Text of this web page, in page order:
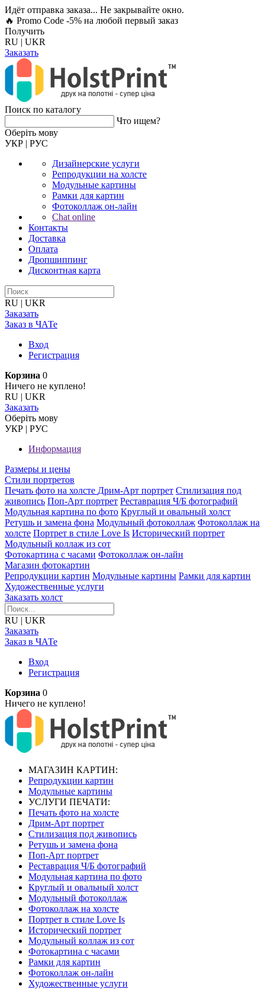
Идёт отправка заказа... Не закрывайте окно.
🔥 Promo Code -5% на любой первый заказ
Получить
RU | UKR
Заказать
Поиск по каталогу
Что ищем?
Оберiть мову
УКР | РУС
Дизайнерские услуги
Репродукции на холсте
Модульные картины
Рамки для картин
Фотоколлаж он-лайн
Chat online
Контакты
Доставка
Оплата
Дропшиппинг
Дисконтная карта
RU | UKR
Заказать
Заказ в ЧАТе
Вход
Регистрация
Корзина 0
Ничего не куплено!
RU | UKR
Заказать
Оберiть мову
УКР | РУС
Информация
Размеры и цены
Стили портретов
Печать фото на холсте Дрим-Арт портрет Стилизация под
живопись Поп-Арт портрет Реставрация Ч/Б фотографий
Модульная картина по фото Круглый и овальный холст
Ретушь и замена фона Модульный фотоколлаж Фотоколлаж на
холсте Портрет в стиле Love Is Исторический портрет
Модульный коллаж из сот
Фотокартина с часами Фотоколлаж он-лайн
Магазин фотокартин
Репродукции картин Модульные картины Рамки для картин
Художественные услуги
Заказать холст
RU | UKR
Заказать
Заказ в ЧАТе
Вход
Регистрация
Корзина 0
Ничего не куплено!
МАГАЗИН КАРТИН:
Репродукции картин
Модульные картины
УСЛУГИ ПЕЧАТИ:
Печать фото на холсте
Дрим-Арт портрет
Стилизация под живопись
Ретушь и замена фона
Поп-Арт портрет
Реставрация Ч/Б фотографий
Модульная картина по фото
Круглый и овальный холст
Модульный фотоколлаж
Фотоколлаж на холсте
Портрет в стиле Love Is
Исторический портрет
Модульный коллаж из сот
Фотокартина с часами
Рамки для картин
Фотоколлаж он-лайн
Художественные услуги